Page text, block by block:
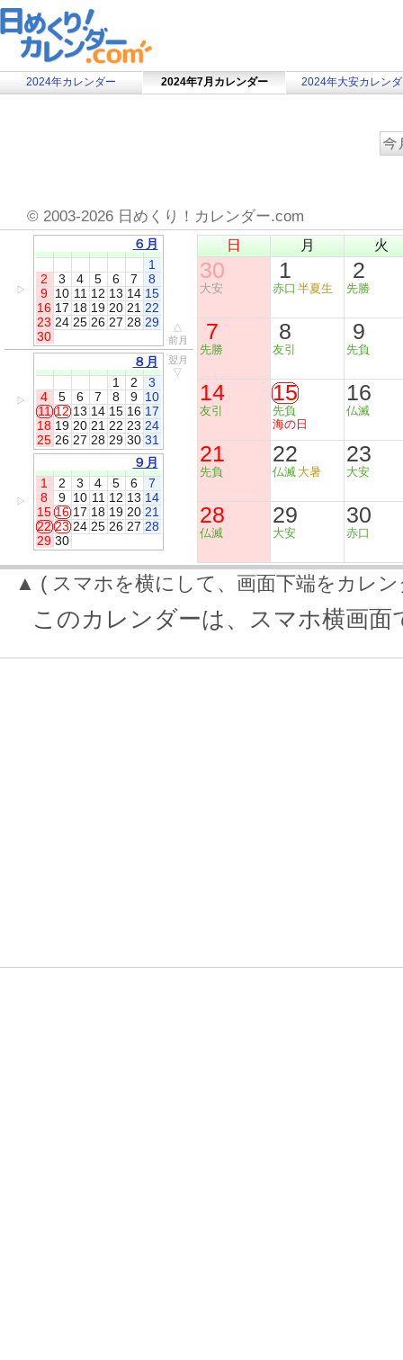
2024年カレンダー 2024年7月カレンダー 2024年大安カレン
© 2003-2026 日めくり！カレンダー.com
▷
６月
1
2
3 4 5 6 7
8
9 10 11 12 13 14 15
16 17 18 19 20 21 22
23 24 25 26 27 28 29
30
△
前月
▷
８月
1
2
3
4
5 6 7 8 9 10
11 12 13 14 15 16 17
18 19 20 21 22 23 24
25 26 27 28 29 30 31
翌月
▽
▷
９月
1
2 3 4 5 6
7
8
9 10 11 12 13 14
15 16 17 18 19 20 21
22 23 24 25 26 27 28
29 30
日 月 火
30
大安
1
赤口 半夏生
2
先勝
7
先勝
8
友引
9
先負
14
友引
15
先負
海の日
16
仏滅
21
先負
22
仏滅 大暑
23
大安
28
仏滅
29
大安
30
赤口
▲ ( スマホを横にして、画面下端をカレ
このカレンダーは、スマホ横画面